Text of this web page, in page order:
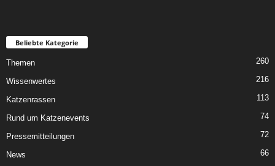
Beliebte Kategorie
Themen 260
Wissenwertes 216
Katzenrassen 113
Rund um Katzenevents 74
Pressemitteilungen 72
News 66